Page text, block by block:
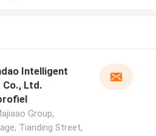
Intelligent
Co., Ltd.
Group,
Tianding Street,